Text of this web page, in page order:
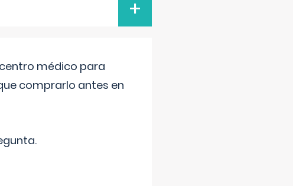
+
médico para
comprarlo antes en